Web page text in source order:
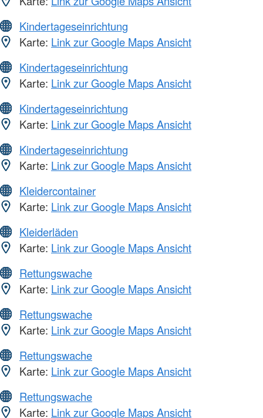
Kindertageseinrichtung
Karte: Link zur Google Maps Ansicht
Kindertageseinrichtung
Karte: Link zur Google Maps Ansicht
Kindertageseinrichtung
Karte: Link zur Google Maps Ansicht
Kindertageseinrichtung
Karte: Link zur Google Maps Ansicht
Kleidercontainer
Karte: Link zur Google Maps Ansicht
Kleiderläden
Karte: Link zur Google Maps Ansicht
Rettungswache
Karte: Link zur Google Maps Ansicht
Rettungswache
Karte: Link zur Google Maps Ansicht
Rettungswache
Karte: Link zur Google Maps Ansicht
Rettungswache
Karte: Link zur Google Maps Ansicht